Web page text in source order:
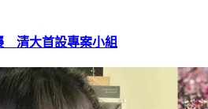
清大首設專案小組